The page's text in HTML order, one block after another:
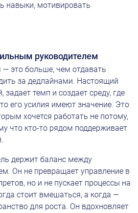
навыки, мотивировать
руководителем
— это больше, чем отдавать
за дедлайнами. Настоящий
задает темп и создает среду, где
его усилия имеют значение. Это
хочется работать не потому,
что кто-то рядом поддерживает
держит баланс между
Он не превращает управление в
но и не пускает процессы на
стоит вмешаться, а когда —
для роста. Он вдохновляет